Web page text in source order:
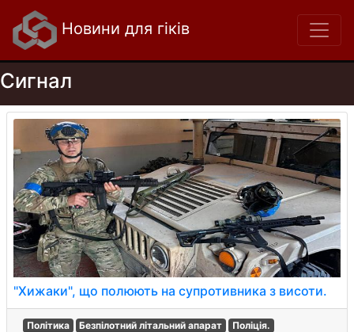
Новини для гіків
Сигнал
"Хижаки", що полюють на супротивника з висоти.
Політика Безпілотний літальний апарат Поліція.